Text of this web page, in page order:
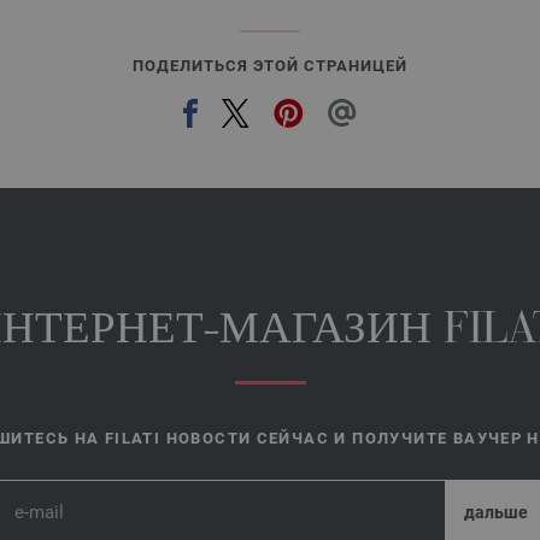
ПОДЕЛИТЬСЯ ЭТОЙ СТРАНИЦЕЙ
МАГАЗИН
НА FILATI НОВОСТИ СЕЙЧАС И ПОЛУЧИТЕ ВАУЧЕР